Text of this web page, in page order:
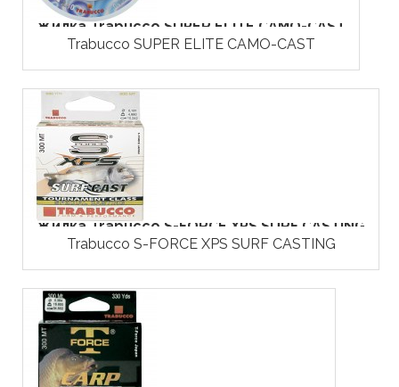
Жилка Trabucco SUPER ELITE CAMO-CAST
Trabucco SUPER ELITE CAMO-CAST
Жилка Trabucco S-FORCE XPS SURF CASTING
Trabucco S-FORCE XPS SURF CASTING